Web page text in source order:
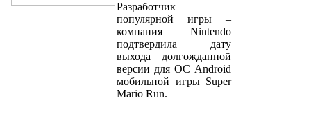
Разработчик
популярной игры –
компания Nintendo
подтвердила дату
выхода долгожданной
версии для ОС Android
мобильной игры Super
Mario Run.